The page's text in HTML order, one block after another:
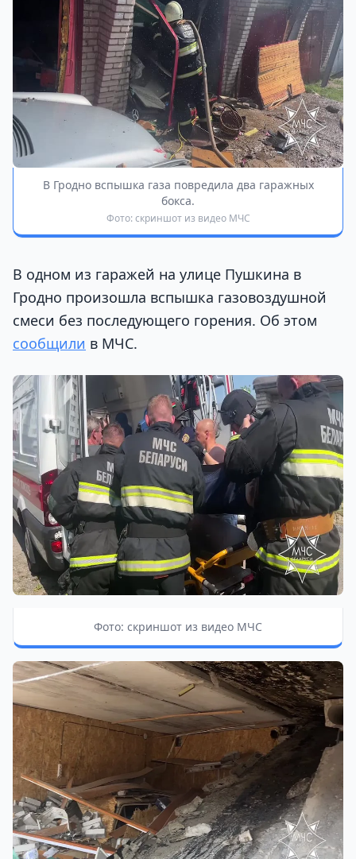
В Гродно вспышка газа повредила два гаражных
бокса.
Фото: скриншот из видео МЧС
В одном из гаражей на улице Пушкина в
Гродно произошла вспышка газовоздушной
смеси без последующего горения. Об этом
сообщили в МЧС.
Фото: скриншот из видео МЧС